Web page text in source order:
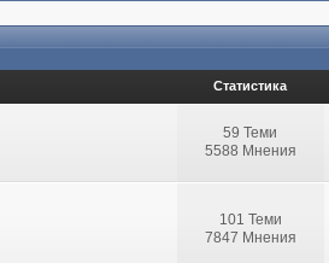
Статистика
59 Теми
5588 Мнения
101 Теми
7847 Мнения